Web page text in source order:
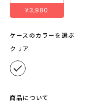
¥3,980
ケースのカラーを選ぶ
クリア
商品について